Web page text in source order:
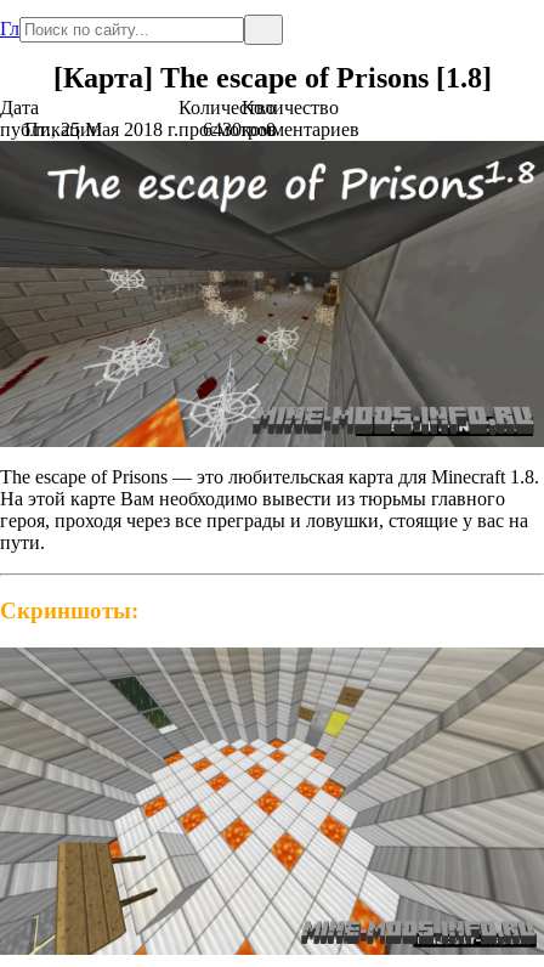
Главная
[Карта] The escape of Prisons [1.8]
Дата
публикации
Пт., 25 Мая 2018 г.
Количество
просмотров
6430
Количество
комментариев
0
The escape of Prisons — это любительская карта для Minecraft 1.8.
На этой карте Вам необходимо вывести из тюрьмы главного
героя, проходя через все преграды и ловушки, стоящие у вас на
пути.
Скриншоты: